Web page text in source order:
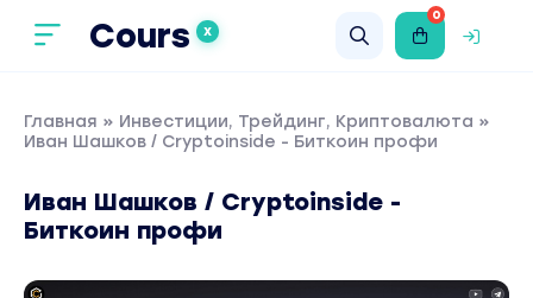
Cours X
0
Главная » Инвестиции, Трейдинг, Криптовалюта »
Иван Шашков / Cryptoinside - Биткоин профи
Иван Шашков / Cryptoinside -
Биткоин профи